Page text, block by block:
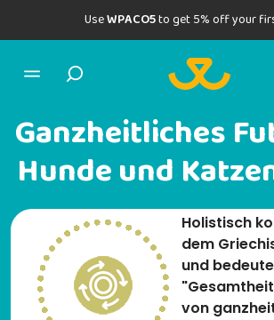
UseWPACO5to get 5% off your
Ganzheitliches
Hunde und
Holistisch
dem
und
von